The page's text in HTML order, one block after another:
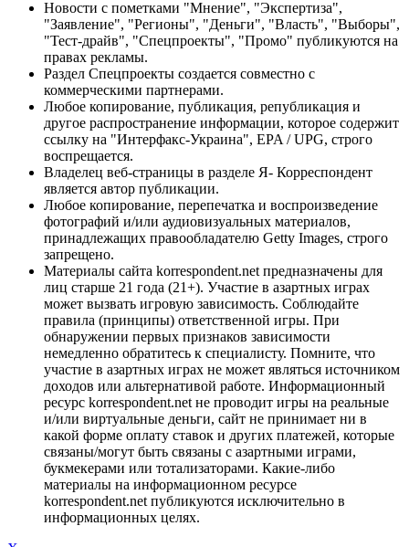
Новости с пометками "Мнение", "Экспертиза",
"Заявление", "Регионы", "Деньги", "Власть", "Выборы",
"Тест-драйв", "Спецпроекты", "Промо" публикуются на
правах рекламы.
Раздел Спецпроекты создается совместно с
коммерческими партнерами.
Любое копирование, публикация, републикация и
другое распространение информации, которое содержит
ссылку на "Интерфакс-Украина", EPA / UPG, строго
воспрещается.
Владелец веб-страницы в разделе Я- Корреспондент
является автор публикации.
Любое копирование, перепечатка и воспроизведение
фотографий и/или аудиовизуальных материалов,
принадлежащих правообладателю Getty Images, строго
запрещено.
Материалы сайта korrespondent.net предназначены для
лиц старше 21 года (21+). Участие в азартных играх
может вызвать игровую зависимость. Соблюдайте
правила (принципы) ответственной игры. При
обнаружении первых признаков зависимости
немедленно обратитесь к специалисту. Помните, что
участие в азартных играх не может являться источником
доходов или альтернативой работе. Информационный
ресурс korrespondent.net не проводит игры на реальные
и/или виртуальные деньги, сайт не принимает ни в
какой форме оплату ставок и других платежей, которые
связаны/могут быть связаны с азартными играми,
букмекерами или тотализаторами. Какие-либо
материалы на информационном ресурсе
korrespondent.net публикуются исключительно в
информационных целях.